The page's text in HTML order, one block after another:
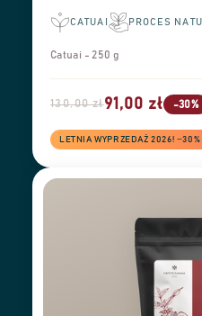
CATUAI PROCES
Catuai - 250 g
130,00 zł91,00 zł -30%
LETNIA WYPRZEDAŻ 2026!